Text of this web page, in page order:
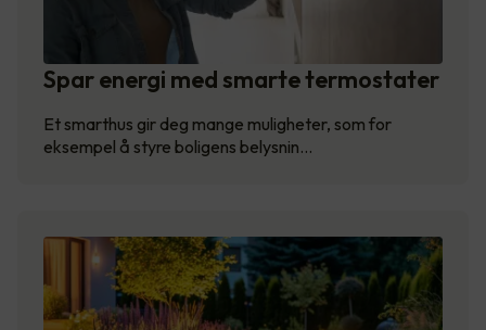
Spar energi med smarte termostater
Et smarthus gir deg mange muligheter, som for
eksempel å styre boligens belysnin…